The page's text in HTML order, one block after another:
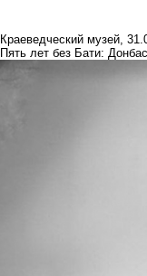
Краеведческий музей
Пять лет без Бати: